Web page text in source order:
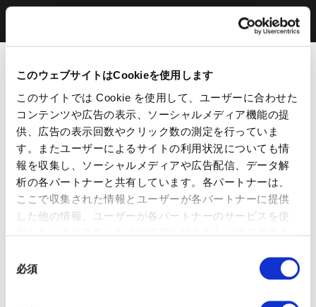
このウェブサイトはCookieを使用します
このサイトでは Cookie を使用して、ユーザーに合わせた
コンテンツや広告の表示、ソーシャルメディア機能の提
供、広告の表示回数やクリック数の測定を行っていま
す。またユーザーによるサイトの利用状況についても情
報を収集し、ソーシャルメディアや広告配信、データ解
析の各パートナーと共有しています。各パートナーは、
ここで収集された情報とユーザーが各パートナーに提供
した他の情報、ユーザーが各パートナーのサービスを使
ッキーに同意したことになります。
必須